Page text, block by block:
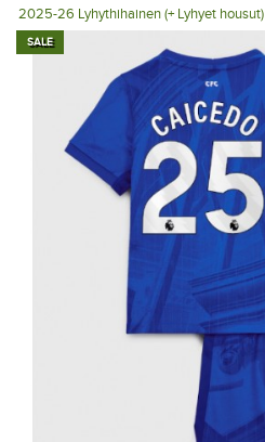
2025-26 Lyhythihainen (+ Lyhyet housut)
SALE